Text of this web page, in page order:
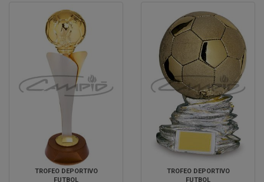
TROFEO DEPORTIVO
FUTBOL
TROFEO DEPORTIVO
FUTBOL